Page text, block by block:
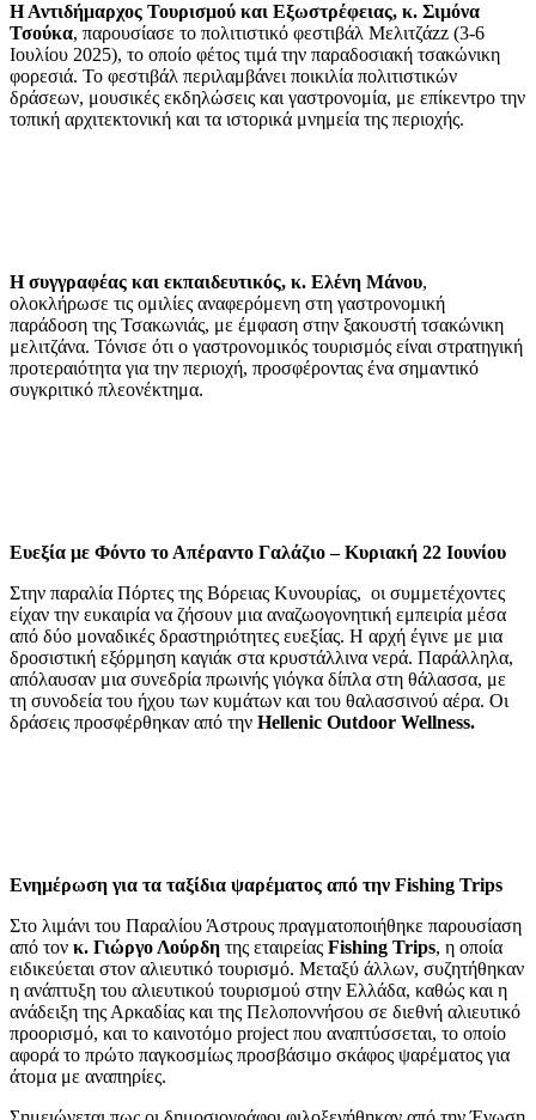
Η Αντιδήμαρχος Τουρισμού και Εξωστρέφειας, κ. Σιμόνα
Τσούκα, παρουσίασε το πολιτιστικό φεστιβάλ Μελιτζάzz (3-6
Ιουλίου 2025), το οποίο φέτος τιμά την παραδοσιακή τσακώνικη
φορεσιά. Το φεστιβάλ περιλαμβάνει ποικιλία πολιτιστικών
δράσεων, μουσικές εκδηλώσεις και γαστρονομία, με επίκεντρο την
τοπική αρχιτεκτονική και τα ιστορικά μνημεία της περιοχής.
Η συγγραφέας και εκπαιδευτικός, κ. Ελένη Μάνου,
ολοκλήρωσε τις ομιλίες αναφερόμενη στη γαστρονομική
παράδοση της Τσακωνιάς, με έμφαση στην ξακουστή τσακώνικη
μελιτζάνα. Τόνισε ότι ο γαστρονομικός τουρισμός είναι στρατηγική
προτεραιότητα για την περιοχή, προσφέροντας ένα σημαντικό
συγκριτικό πλεονέκτημα.
Ευεξία με Φόντο το Απέραντο Γαλάζιο – Κυριακή 22 Ιουνίου
Στην παραλία Πόρτες της Βόρειας Κυνουρίας, οι συμμετέχοντες
είχαν την ευκαιρία να ζήσουν μια αναζωογονητική εμπειρία μέσα
από δύο μοναδικές δραστηριότητες ευεξίας. Η αρχή έγινε με μια
δροσιστική εξόρμηση καγιάκ στα κρυστάλλινα νερά. Παράλληλα,
απόλαυσαν μια συνεδρία πρωινής γιόγκα δίπλα στη θάλασσα, με
τη συνοδεία του ήχου των κυμάτων και του θαλασσινού αέρα. Οι
δράσεις προσφέρθηκαν από την Hellenic Outdoor Wellness.
Ενημέρωση για τα ταξίδια ψαρέματος από την Fishing Trips
Στο λιμάνι του Παραλίου Άστρους πραγματοποιήθηκε παρουσίαση
από τον κ. Γιώργο Λούρδη της εταιρείας Fishing Trips, η οποία
ειδικεύεται στον αλιευτικό τουρισμό. Μεταξύ άλλων, συζητήθηκαν
η ανάπτυξη του αλιευτικού τουρισμού στην Ελλάδα, καθώς και η
ανάδειξη της Αρκαδίας και της Πελοποννήσου σε διεθνή αλιευτικό
προορισμό, και το καινοτόμο project που αναπτύσσεται, το οποίο
αφορά το πρώτο παγκοσμίως προσβάσιμο σκάφος ψαρέματος για
άτομα με αναπηρίες.